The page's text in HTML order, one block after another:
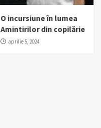
O incursiune în lumea
Amintirilor din copilărie
aprilie 5, 2024